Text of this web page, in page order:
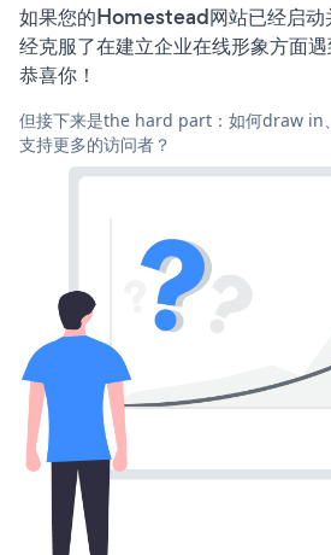
如果您的Homestead网站已经启动
经克服了在建立企业在线形象方面遇
恭喜你！
但接下来是the hard part：如何draw in
支持更多的访问者？